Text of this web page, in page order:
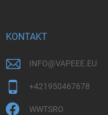
KONTAKT
INFO@VAPEEE.EU
+421950467678
WWTSRO